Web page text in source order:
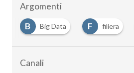
Argomenti
B Big Data F filiera
Canali